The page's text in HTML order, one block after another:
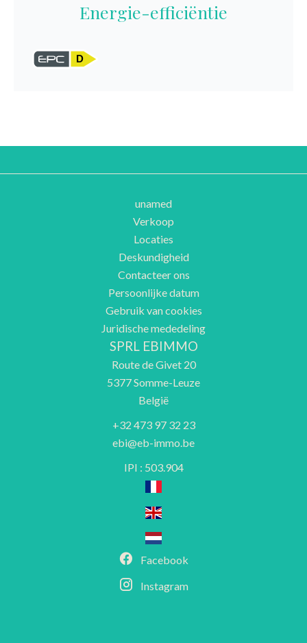
Energie-efficiëntie
D
unamed
Verkoop
Locaties
Deskundigheid
Contacteer ons
Persoonlijke datum
Gebruik van cookies
Juridische mededeling
SPRL EBIMMO
Route de Givet 20
5377Somme-Leuze
België
+32 473 97 32 23
ebi@eb-immo.be
IPI : 503.904
Facebook
Instagram